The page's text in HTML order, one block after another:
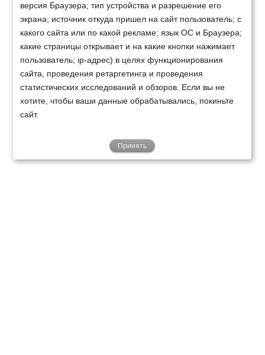
версия Браузера; тип устройства и разрешение его
экрана; источник откуда пришел на сайт пользователь; с
какого сайта или по какой рекламе; язык ОС и Браузера;
какие страницы открывает и на какие кнопки нажимает
пользователь; ip-адрес) в целях функционирования
сайта, проведения ретаргетинга и проведения
статистических исследований и обзоров. Если вы не
хотите, чтобы ваши данные обрабатывались, покиньте
сайт.
Принять